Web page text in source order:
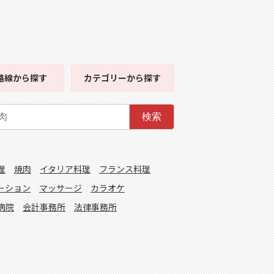
線から探す カテゴリーから探す
検索
焼肉 イタリア料理
フランス料理
ション マッサージ
カラオケ
院 会計事務所 法律事務所